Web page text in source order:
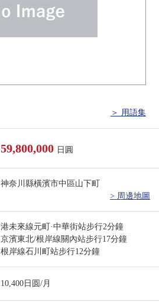
＞ 用語集
59,800,000 日圓
神奈川縣橫濱市中區山下町
> 周邊地圖
港未來線元町·中華街站步行2分鐘
京濱東北/根岸線關內站步行17分鐘
根岸線石川町站步行12分鐘
10,400日圆/月